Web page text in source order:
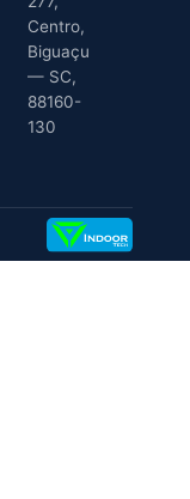
Centro,
Biguaçu
— SC,
88160-
130